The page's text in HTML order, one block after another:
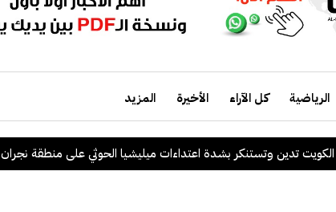
الرياضية كل الآراء الأخيرة المزيد
وتستنكر بشدة اعتداءات ميليشيا الحوثي على منطقة نجران السعودية